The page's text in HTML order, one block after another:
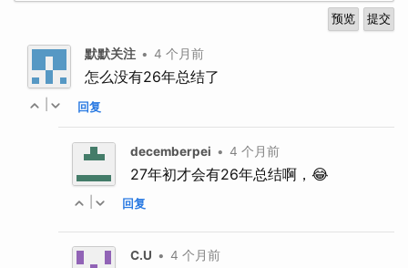
默默关注 • 4 个月前
怎么没有26年总结了
回复
decemberpei • 4 个月前
27年初才会有26年总结啊，😂
回复
C.U • 4 个月前